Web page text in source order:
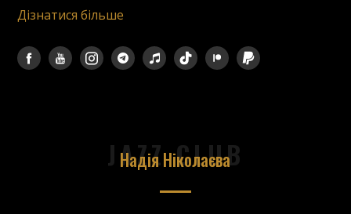
Дізнатися більше
JAZZ CLUB
Надія Ніколаєва